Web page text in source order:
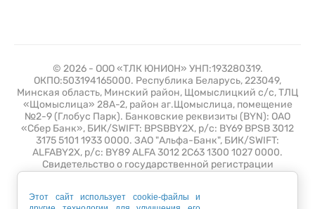
© 2026 - ООО «ТЛК ЮНИОН» УНП:193280319.
ОКПО:503194165000. Республика Беларусь, 223049,
Минская область, Минский район, Щомыслицкий с/с, ТЛЦ
«Щомыслица» 28А-2, район аг.Щомыслица, помещение
№2-9 (Глобус Парк). Банковские реквизиты (BYN): ОАО
«Сбер Банк», БИК/SWIFT: BPSBBY2X, р/с: BY69 BPSB 3012
3175 5101 1933 0000. ЗАО "Альфа-Банк", БИК/SWIFT:
ALFABY2X, р/с: BY89 ALFA 3012 2C63 1300 1027 0000.
Свидетельство о государственной регистрации
апреля 2021 года с регистрационным номером 508389.
Этот сайт использует cookie-файлы и